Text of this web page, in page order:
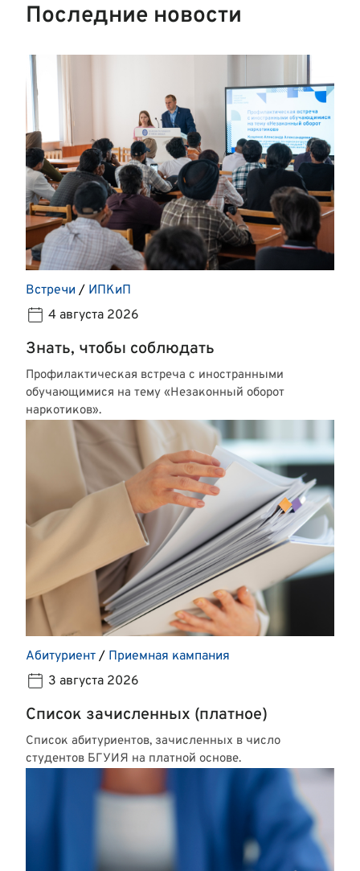
Последние новости
Встречи / ИПКиП
4 августа 2026
Знать, чтобы соблюдать
Профилактическая встреча с иностранными
обучающимися на тему «Незаконный оборот
наркотиков».
Абитуриент / Приемная кампания
3 августа 2026
Список зачисленных (платное)
Список абитуриентов, зачисленных в число
студентов БГУИЯ на платной основе.